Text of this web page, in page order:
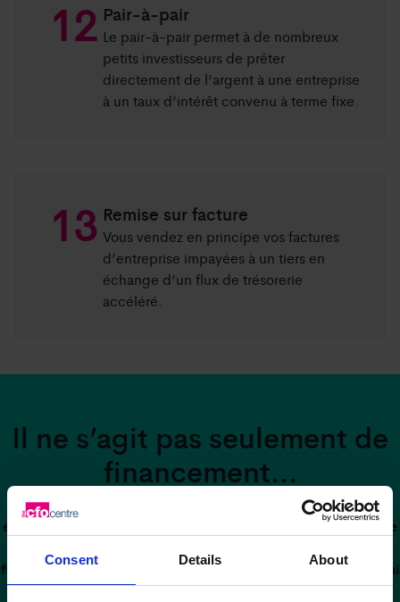
Consent Details About
Pair-à-pair
Le pair-à-pair permet à de nombreux
petits investisseurs de prêter
directement de l’argent à une entreprise
à un taux d’intérêt convenu à terme fixe.
Remise sur facture
Vous vendez en principe vos factures
d’entreprise impayées à un tiers en
échange d’un flux de trésorerie
accéléré.
Il ne s’agit pas seulement de
financement…
Pour évoluer rapidement, augmenter l’évaluation et
échapper aux opérations quotidiennes, vous devez prendre
financière de classe mondiale. Il s’agit notamment de ce qui
suit :